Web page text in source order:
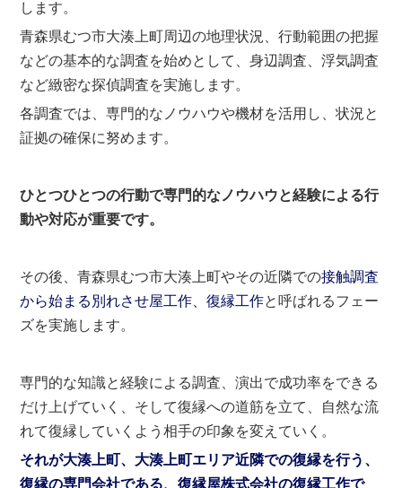
します。
青森県むつ市大湊上町周辺の地理状況、行動範囲の把握
などの基本的な調査を始めとして、身辺調査、浮気調査
など緻密な探偵調査を実施します。
各調査では、専門的なノウハウや機材を活用し、状況と
証拠の確保に努めます。
ひとつひとつの行動で専門的なノウハウと経験による行
動や対応が重要です。
その後、青森県むつ市大湊上町やその近隣での接触調査
から始まる別れさせ屋工作、復縁工作と呼ばれるフェー
ズを実施します。
専門的な知識と経験による調査、演出で成功率をできる
だけ上げていく、そして復縁への道筋を立て、自然な流
れて復縁していくよう相手の印象を変えていく。
それが大湊上町、大湊上町エリア近隣での復縁を行う、
復縁の専門会社である、復縁屋株式会社の復縁工作で